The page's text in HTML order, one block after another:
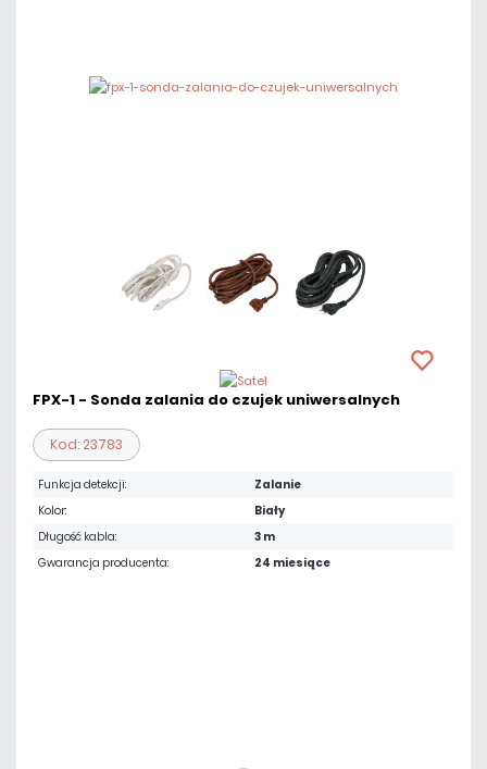
FPX-1 - Sonda zalania do czujek uniwersalnych
Kod: 23783
Funkcja detekcji:
Zalanie
Kolor:
Biały
Długość kabla:
3 m
Gwarancja producenta:
24 miesiące